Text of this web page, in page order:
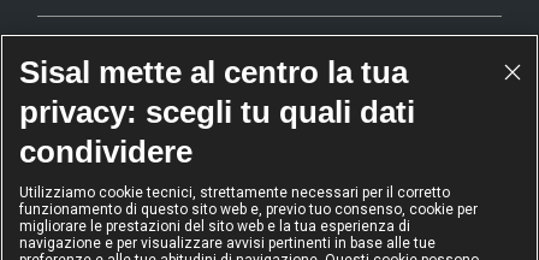
Riconoscimenti
2024
Operatore
dell'anno
2024
Operatore
Scommesse
2024
Operatore di
gioco sicuro
2024
Diversity &
Sisal mette al centro la tua
privacy: scegli tu quali dati
condividere
Utilizziamo cookie tecnici, strettamente necessari per il corretto
funzionamento di questo sito web e, previo tuo consenso, cookie per
migliorare le prestazioni del sito web e la tua esperienza di
navigazione e per visualizzare avvisi pertinenti in base alle tue